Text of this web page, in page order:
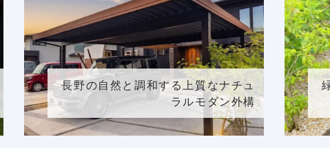
長野の自然と調和する上質なナチュ
ラルモダン外構